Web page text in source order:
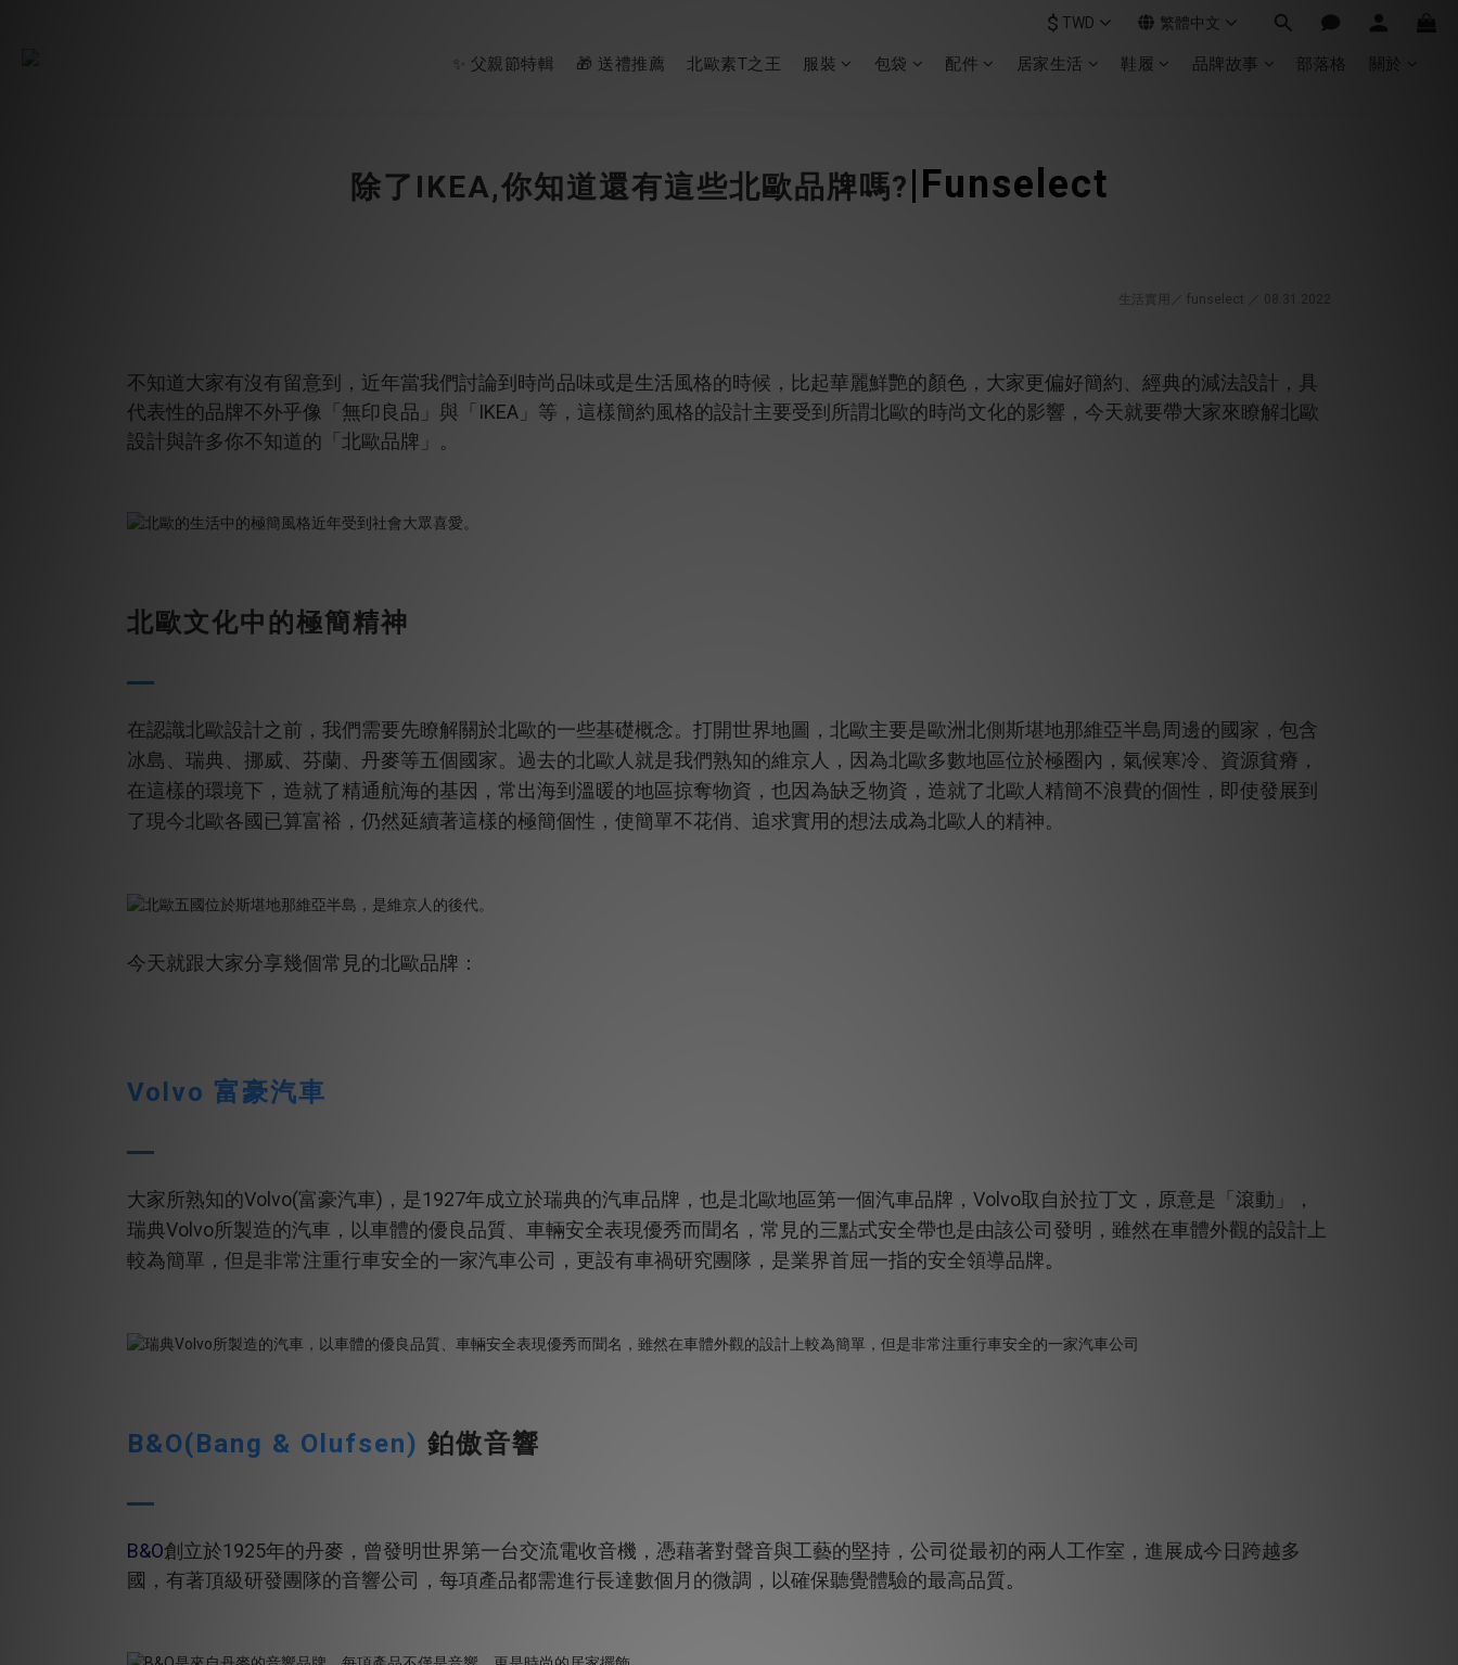
$ TWD 繁體中文
✨ 父親節特輯 🎁 送禮推薦 北歐素T之王 服裝 包袋 配件 居家生活 鞋履 品牌故事 部落格 關於
除了IKEA,你知道還有這些北歐品牌嗎?|Funselect
生活實用／ funselect ／ 08.31 .2022
不知道大家有沒有留意到，近年當我們討論到時尚品味或是生活風格的時候，比起華麗鮮艷的顏色，大家更偏好簡約、經典的減法設計，具
代表性的品牌不外乎像「無印良品」與「IKEA」等，這樣簡約風格的設計主要受到所謂北歐的時尚文化的影響，今天就要帶大家來瞭解北歐
設計與許多你不知道的「北歐品牌」。
北歐文化中的極簡精神
在認識北歐設計之前，我們需要先瞭解關於北歐的一些基礎概念。打開世界地圖，北歐主要是歐洲北側斯堪地那維亞半島周邊的國家，包含
冰島、瑞典、挪威、芬蘭、丹麥等五個國家。過去的北歐人就是我們熟知的維京人，因為北歐多數地區位於極圈內，氣候寒冷、資源貧瘠，
在這樣的環境下，造就了精通航海的基因，常出海到溫暖的地區掠奪物資，也因為缺乏物資，造就了北歐人精簡不浪費的個性，即使發展到
了現今北歐各國已算富裕，仍然延續著這樣的極簡個性，使簡單不花俏、追求實用的想法成為北歐人的精神。
今天就跟大家分享幾個常見的北歐品牌：
Volvo 富豪汽車
大家所熟知的Volvo(富豪汽車) ，是1927年成立於瑞典的汽車品牌，也是北歐地區第一個汽車品牌， Volvo取自於拉丁文，原意是「滾動」，
瑞典Volvo所製造的汽車，以車體的優良品質、車輛安全表現優秀而聞名，常見的三點式安全帶也是由該公司發明，雖然在車體外觀的設計上
較為簡單，但是非常注重行車安全的一家汽車公司，更設有車禍研究團隊，是業界首屈一指的安全領導品牌。
B&O(Bang & Olufsen) 鉑傲音響
B&O創立於1925年的丹麥，曾發明世界第一台交流電收音機，憑藉著對聲音與工藝的堅持，公司從最初的兩人工作室，進展成今日跨越多
國，有著頂級研發團隊的音響公司，每項產品都需進行長達數個月的微調，以確保聽覺體驗的最高品質。